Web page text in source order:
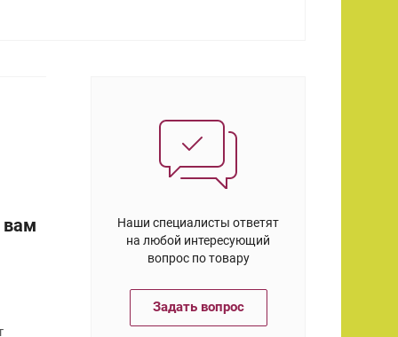
Наши специалисты ответят
на любой интересующий
вопрос по товару
Задать вопрос